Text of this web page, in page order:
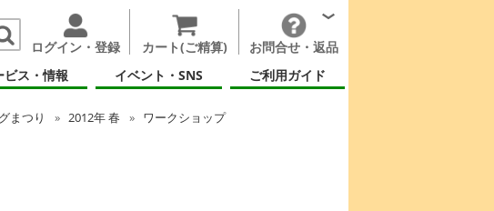
ログイン・登録 カート(ご精算)
お問合せ・返品
ビス・情報 イベント・SNS ご利用ガイド
まつり 2012年 春
ワークショップ